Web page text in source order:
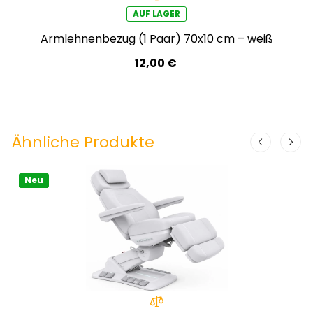
AUF LAGER
Armlehnenbezug (1 Paar) 70x10 cm – weiß
12,00 €
Ähnliche Produkte
Neu